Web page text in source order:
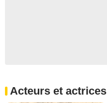
Acteurs et actrices